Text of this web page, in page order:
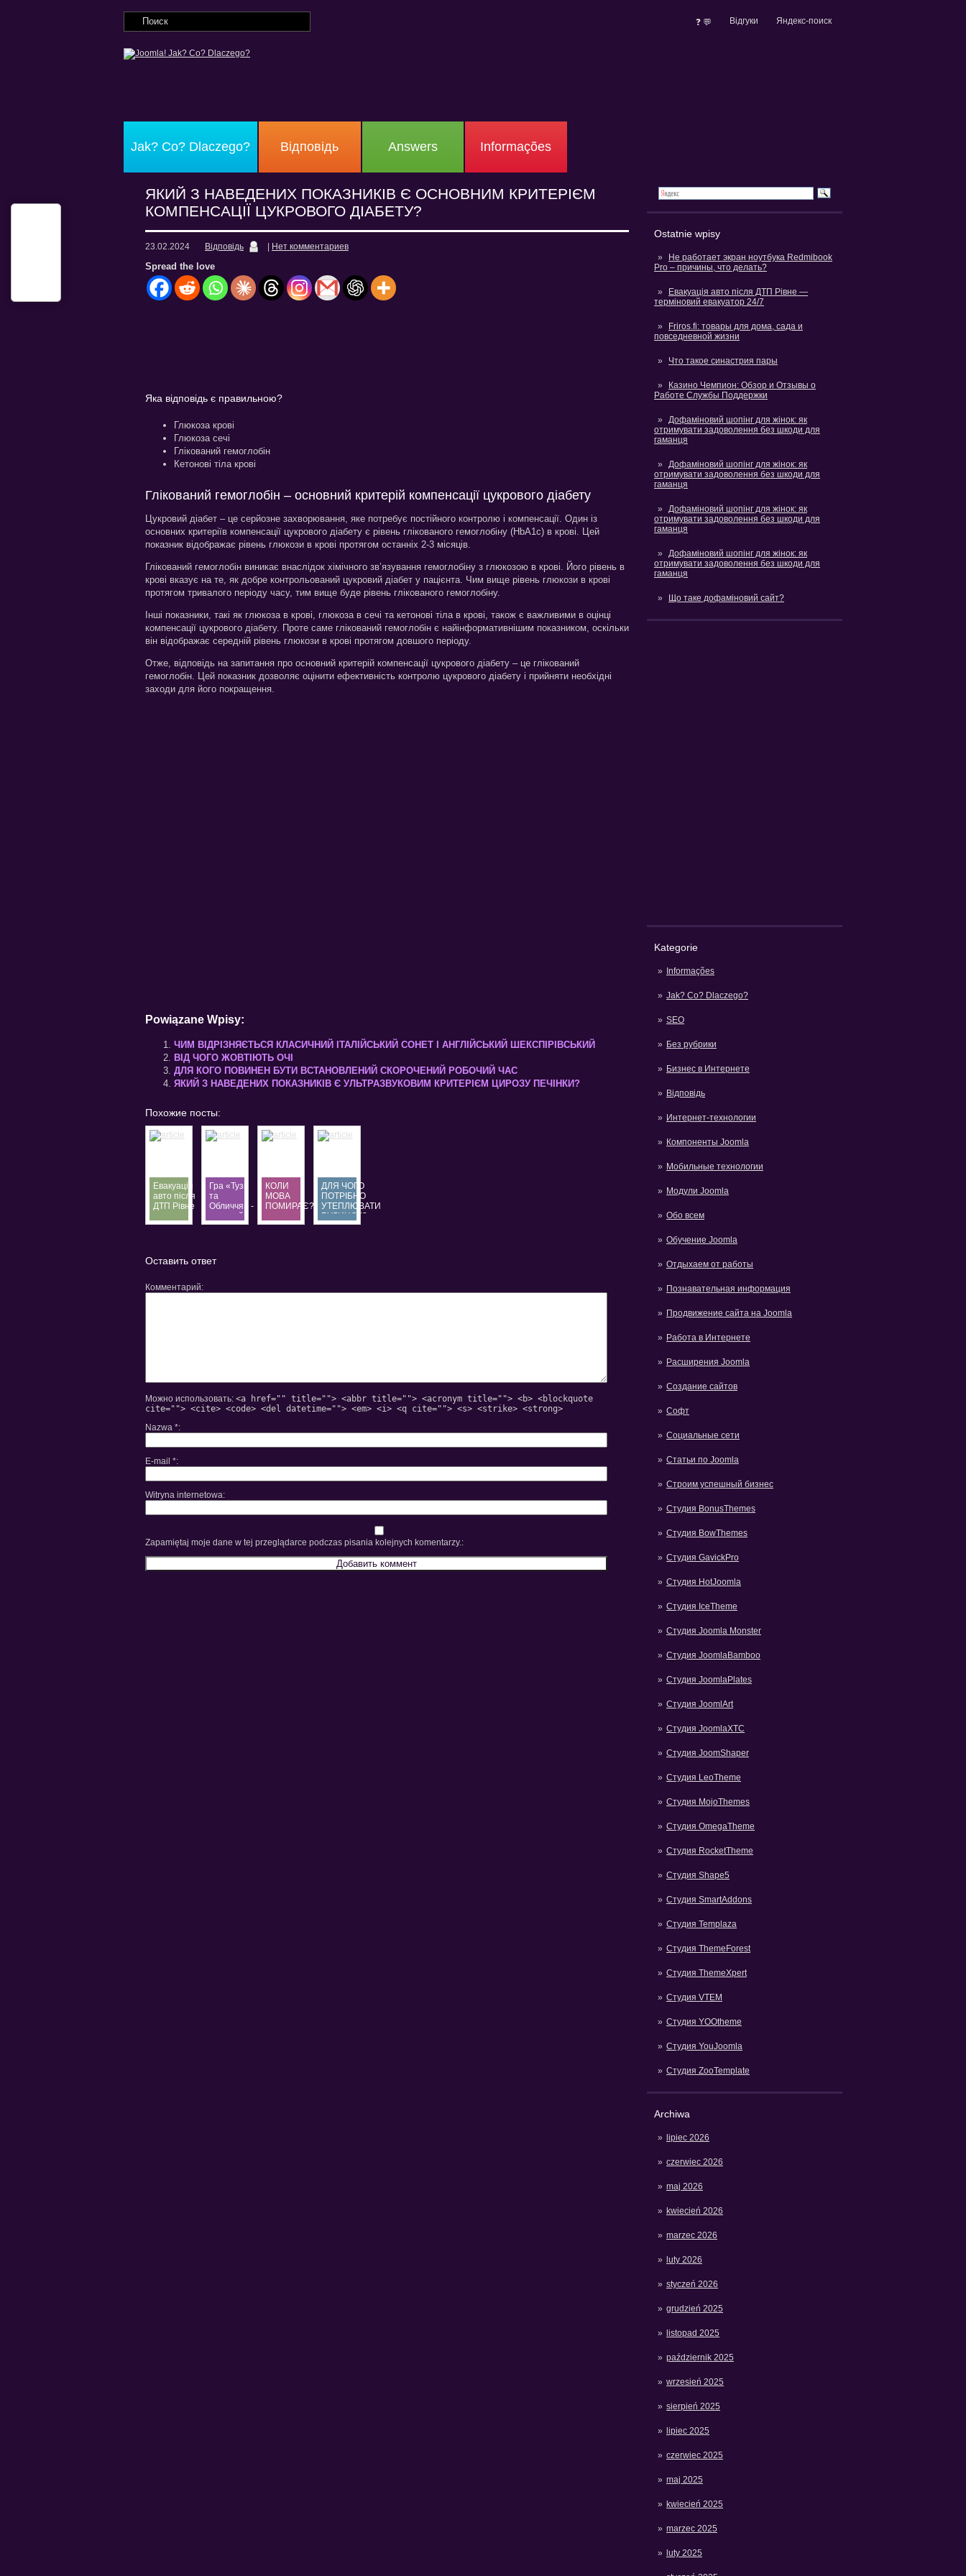
❓ 💬 Відгуки Яндекс-поиск
Jak? Co? Dlaczego? Відповідь Answers Informações
Ostatnie wpisy
Не работает экран ноутбука Redmibook
Pro – причины, что делать?
Евакуація авто після ДТП Рівне —
терміновий евакуатор 24/7
Friros.fi: товары для дома, сада и
повседневной жизни
Что такое синастрия пары
Казино Чемпион: Обзор и Отзывы о
Работе Службы Поддержки
Дофаміновий шопінг для жінок: як
отримувати задоволення без шкоди для
гаманця
Дофаміновий шопінг для жінок: як
отримувати задоволення без шкоди для
гаманця
Дофаміновий шопінг для жінок: як
отримувати задоволення без шкоди для
гаманця
Дофаміновий шопінг для жінок: як
отримувати задоволення без шкоди для
гаманця
Що таке дофаміновий сайт?
Kategorie
Informações
Jak? Co? Dlaczego?
SEO
Без рубрики
Бизнес в Интернете
Відповідь
Интернет-технологии
Компоненты Joomla
Мобильные технологии
Модули Joomla
Обо всем
Обучение Joomla
Отдыхаем от работы
Познавательная информация
Продвижение сайта на Joomla
Работа в Интернете
Расширения Joomla
Создание сайтов
Софт
Социальные сети
Статьи по Joomla
Строим успешный бизнес
Студия BonusThemes
Студия BowThemes
Студия GavickPro
Студия HotJoomla
Студия IceTheme
Студия Joomla Monster
Студия JoomlaBamboo
Студия JoomlaPlates
Студия JoomlArt
Студия JoomlaXTC
Студия JoomShaper
Студия LeoTheme
Студия MojoThemes
Студия OmegaTheme
Студия RocketTheme
Студия Shape5
Студия SmartAddons
Студия Templaza
Студия ThemeForest
Студия ThemeXpert
Студия VTEM
Студия YOOtheme
Студия YouJoomla
Студия ZooTemplate
Archiwa
lipiec 2026
czerwiec 2026
maj 2026
kwiecień 2026
marzec 2026
luty 2026
styczeń 2026
grudzień 2025
listopad 2025
październik 2025
wrzesień 2025
sierpień 2025
lipiec 2025
czerwiec 2025
maj 2025
kwiecień 2025
marzec 2025
luty 2025
ЯКИЙ З НАВЕДЕНИХ ПОКАЗНИКІВ Є ОСНОВНИМ КРИТЕРІЄМ
КОМПЕНСАЦІЇ ЦУКРОВОГО ДІАБЕТУ?
23.02.2024 Відповідь Нет комментариев
Spread the love
Яка відповідь є правильною?
Глюкоза крові
Глюкоза сечі
Глікований гемоглобін
Кетонові тіла крові
Глікований гемоглобін – основний критерій компенсації цукрового діабету
Цукровий діабет – це серйозне захворювання, яке потребує постійного контролю і компенсації. Один із
основних критеріїв компенсації цукрового діабету є рівень глікованого гемоглобіну (HbA1c) в крові. Цей
показник відображає рівень глюкози в крові протягом останніх 2-3 місяців.
Глікований гемоглобін виникає внаслідок хімічного зв’язування гемоглобіну з глюкозою в крові. Його рівень в
крові вказує на те, як добре контрольований цукровий діабет у пацієнта. Чим вище рівень глюкози в крові
протягом тривалого періоду часу, тим вище буде рівень глікованого гемоглобіну.
Інші показники, такі як глюкоза в крові, глюкоза в сечі та кетонові тіла в крові, також є важливими в оцінці
компенсації цукрового діабету. Проте саме глікований гемоглобін є найінформативнішим показником, оскільки
він відображає середній рівень глюкози в крові протягом довшого періоду.
Отже, відповідь на запитання про основний критерій компенсації цукрового діабету – це глікований
гемоглобін. Цей показник дозволяє оцінити ефективність контролю цукрового діабету і прийняти необхідні
заходи для його покращення.
Powiązane Wpisy:
ЧИМ ВІДРІЗНЯЄТЬСЯ КЛАСИЧНИЙ ІТАЛІЙСЬКИЙ СОНЕТ І АНГЛІЙСЬКИЙ ШЕКСПІРІВСЬКИЙ
ВІД ЧОГО ЖОВТІЮТЬ ОЧІ
ДЛЯ КОГО ПОВИНЕН БУТИ ВСТАНОВЛЕНИЙ СКОРОЧЕНИЙ РОБОЧИЙ ЧАС
ЯКИЙ З НАВЕДЕНИХ ПОКАЗНИКІВ Є УЛЬТРАЗВУКОВИМ КРИТЕРІЄМ ЦИРОЗУ ПЕЧІНКИ?
Похожие посты:
Евакуація
авто після
ДТП Рівне
терміновий
Гра «Тузи
та
Обличчя» -
окремий
вид
КОЛИ
МОВА
ПОМИРАЄ?
ДЛЯ ЧОГО
ПОТРІБНО
УТЕПЛЮВАТИ
БУДИНОК?
Оставить ответ
Комментарий
Можно использовать: <a href="" title=""> <abbr title=""> <acronym title=""> <b> <blockquote
cite=""> <cite> <code> <del datetime=""> <em> <i> <q cite=""> <s> <strike> <strong>
Nazwa *
E-mail *
Witryna internetowa
Zapamiętaj moje dane w tej przeglądarce podczas pisania kolejnych komentarzy.